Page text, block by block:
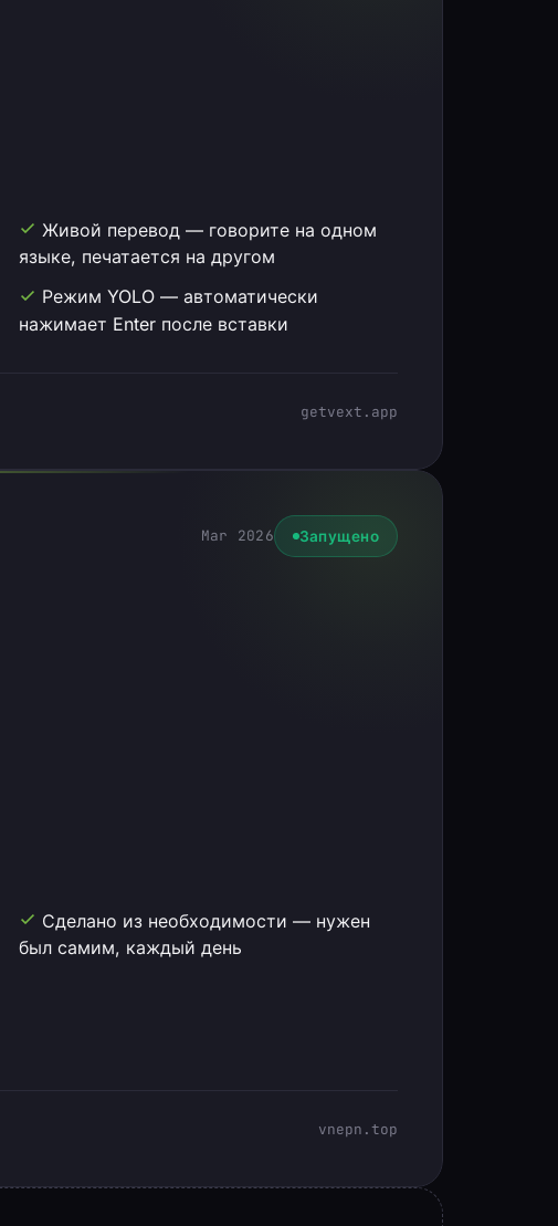
Живой перевод — говорите на одном
языке, печатается на другом
Режим YOLO — автоматически
нажимает Enter после вставки
getvext.app
Mar 2026 Запущено
Сделано из необходимости — нужен
был самим, каждый день
vnepn.top